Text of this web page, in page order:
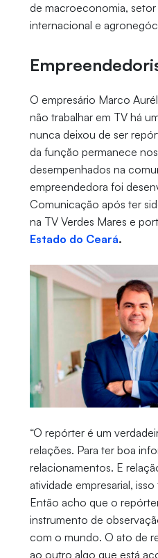
de macroeconomia,
internacional e
O empresário Marco
não trabalhar em TV há
nunca deixou de ser
da função permanece
desempenhados na
empreendedora foi
Comunicação após ter
na TV Verdes Mares e
Estado do Ceará.
“O repórter é um
relações. Para ter boa
relacionamentos. E
atividade empresarial,
Então acho que o
instrumento de
com o mundo. O ato de
ao outro algo que está